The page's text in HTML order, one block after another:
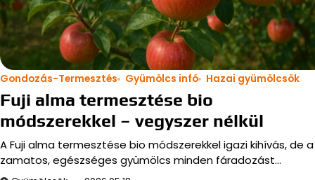
Gondozás-Termesztés Gyümölcs infó Hazai gyümölcsök
Fuji alma termesztése bio
módszerekkel – vegyszer nélkül
A Fuji alma termesztése bio módszerekkel igazi kihívás, de a
zamatos, egészséges gyümölcs minden fáradozást…